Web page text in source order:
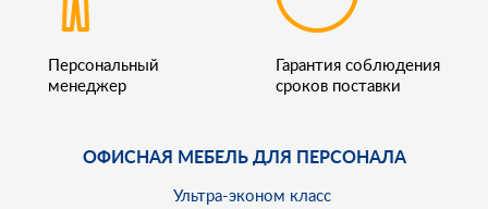
Персональный
менеджер
Гарантия соблюдения
сроков поставки
ОФИСНАЯ МЕБЕЛЬ ДЛЯ ПЕРСОНАЛА
Ультра-эконом класс